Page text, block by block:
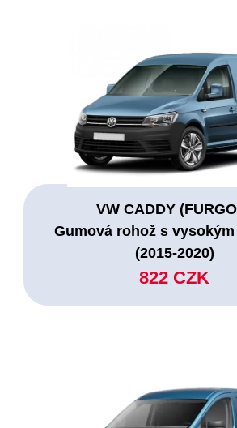
VW CADDY
Gumová rohož s
(2015-2020)
822 CZK